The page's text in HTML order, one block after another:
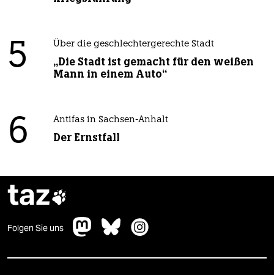
5 Über die geschlechtergerechte Stadt
„Die Stadt ist gemacht für den weißen
Mann in einem Auto“
6 Antifas in Sachsen-Anhalt
Der Ernstfall
taz
Folgen Sie uns